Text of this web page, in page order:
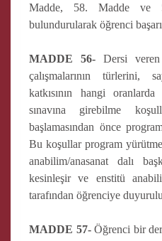
Madde, 58. Madde ve
bulundurularak öğrenci
MADDE 56- Dersi
çalışmalarının türlerini,
katkısının hangi
sınavına girebilme
başlamasından önce
Bu koşullar program
anabilim/anasanat dalı
kesinleşir ve enstitü
tarafından öğrenciye
MADDE 57-Öğrenci bir